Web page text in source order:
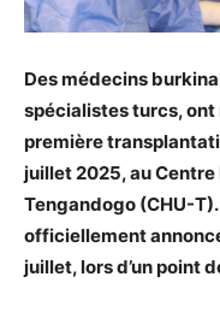
Des médecins
spécialistes turcs,
première
juillet 2025, au
Tengandogo (CHU-
officiellement
juillet, lors d’un point